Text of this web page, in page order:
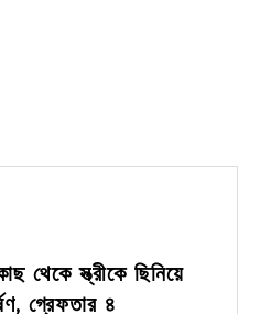
থেকে স্ত্রীকে ছিনিয়ে
গ্রেফতার ৪